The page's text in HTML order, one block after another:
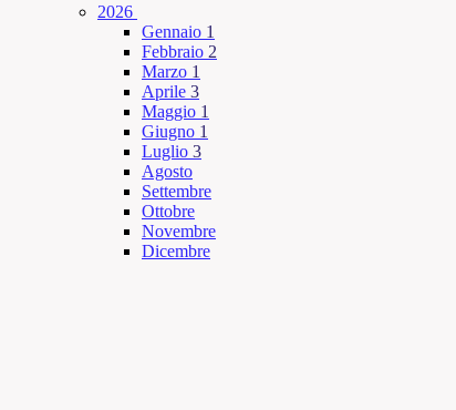
2026
Gennaio 1
Febbraio 2
Marzo 1
Aprile 3
Maggio 1
Giugno 1
Luglio 3
Agosto
Settembre
Ottobre
Novembre
Dicembre